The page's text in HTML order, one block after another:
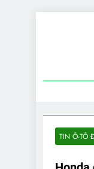
TIN Ô-TÔ